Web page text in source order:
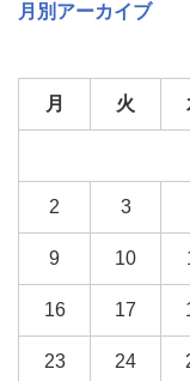
月別アーカイブ
月 火
2 3
9 10
16 17
23 24